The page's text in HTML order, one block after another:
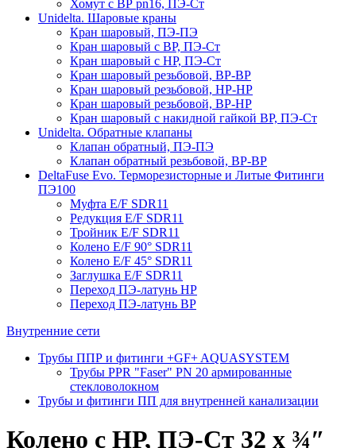
Хомут с ВР pn16, ПЭ-Ст
Unidelta. Шаровые краны
Кран шаровый, ПЭ-ПЭ
Кран шаровый с ВР, ПЭ-Ст
Кран шаровый с НР, ПЭ-Ст
Кран шаровый резьбовой, ВР-ВР
Кран шаровый резьбовой, НР-НР
Кран шаровый резьбовой, ВР-НР
Кран шаровый с накидной гайкой ВР, ПЭ-Ст
Unidelta. Обратные клапаны
Клапан обратный, ПЭ-ПЭ
Клапан обратный резьбовой, ВР-ВР
DeltaFuse Evo. Терморезисторные и Литые Фитинги
ПЭ100
Муфта E/F SDR11
Редукция E/F SDR11
Тройник E/F SDR11
Колено E/F 90° SDR11
Колено E/F 45° SDR11
Заглушка E/F SDR11
Переход ПЭ-латунь НР
Переход ПЭ-латунь ВР
Внутренние сети
Трубы ППР и фитинги +GF+ AQUASYSTEM
Трубы PPR "Faser" PN 20 армированные
стекловолокном
Трубы и фитинги ПП для внутренней канализации
Колено с НР, ПЭ-Ст 32 х ¾″